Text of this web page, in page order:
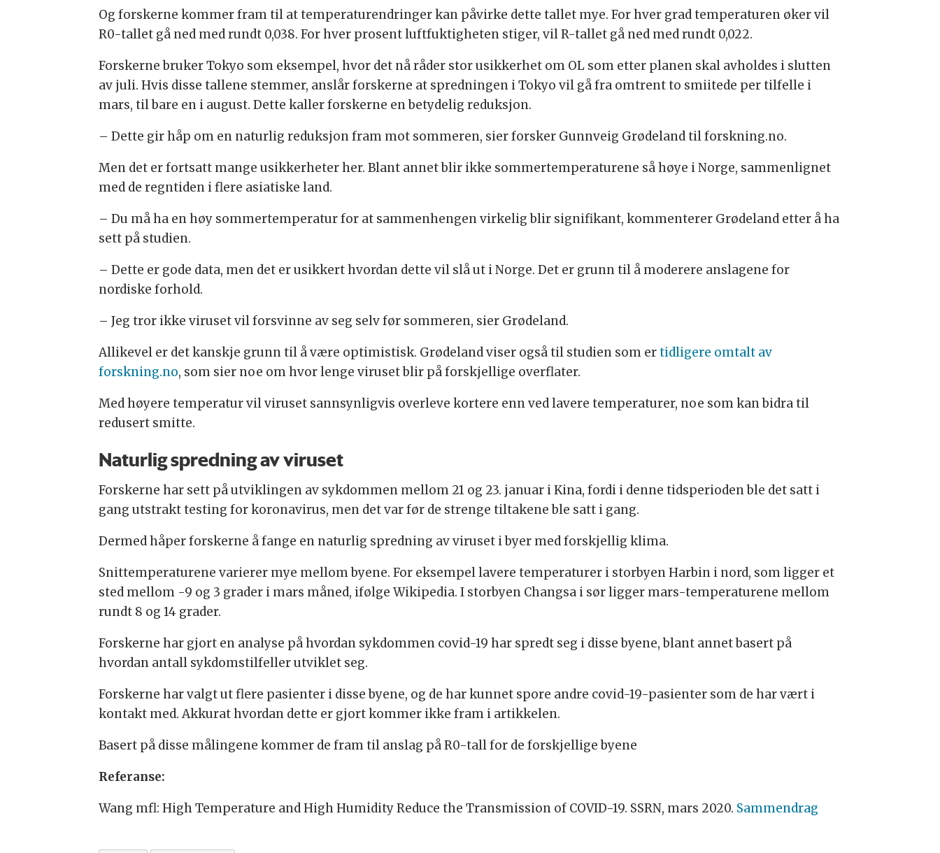
Og forskerne kommer fram til at temperaturendringer kan påvirke dette tallet mye. For hver grad temperaturen øker vil
R0-tallet gå ned med rundt 0,038. For hver prosent luftfuktigheten stiger, vil R-tallet gå ned med rundt 0,022.
Forskerne bruker Tokyo som eksempel, hvor det nå råder stor usikkerhet om OL som etter planen skal avholdes i slutten
av juli. Hvis disse tallene stemmer, anslår forskerne at spredningen i Tokyo vil gå fra omtrent to smiitede per tilfelle i
mars, til bare en i august. Dette kaller forskerne en betydelig reduksjon.
– Dette gir håp om en naturlig reduksjon fram mot sommeren, sier forsker Gunnveig Grødeland til forskning.no.
Men det er fortsatt mange usikkerheter her. Blant annet blir ikke sommertemperaturene så høye i Norge, sammenlignet
med de regntiden i flere asiatiske land.
– Du må ha en høy sommertemperatur for at sammenhengen virkelig blir signifikant, kommenterer Grødeland etter å ha
sett på studien.
– Dette er gode data, men det er usikkert hvordan dette vil slå ut i Norge. Det er grunn til å moderere anslagene for
nordiske forhold.
– Jeg tror ikke viruset vil forsvinne av seg selv før sommeren, sier Grødeland.
Allikevel er det kanskje grunn til å være optimistisk. Grødeland viser også til studien som ertidligere omtalt av
forskning.no, som sier noe om hvor lenge viruset blir på forskjellige overflater.
Med høyere temperatur vil viruset sannsynligvis overleve kortere enn ved lavere temperaturer, noe som kan bidra til
redusert smitte.
Naturlig spredning av viruset
Forskerne har sett på utviklingen av sykdommen mellom 21 og 23. januar i Kina, fordi i denne tidsperioden ble det satt i
gang utstrakt testing for koronavirus, men det var før de strenge tiltakene ble satt i gang.
Dermed håper forskerne å fange en naturlig spredning av viruset i byer med forskjellig klima.
Snittemperaturene varierer mye mellom byene. For eksempel lavere temperaturer i storbyen Harbin i nord, som ligger et
sted mellom -9 og 3 grader i mars måned, ifølge Wikipedia. I storbyen Changsa i sør ligger mars-temperaturene mellom
rundt 8 og 14 grader.
Forskerne har gjort en analyse på hvordan sykdommen covid-19 har spredt seg i disse byene, blant annet basert på
hvordan antall sykdomstilfeller utviklet seg.
Forskerne har valgt ut flere pasienter i disse byene, og de har kunnet spore andre covid-19-pasienter som de har vært i
kontakt med. Akkurat hvordan dette er gjort kommer ikke fram i artikkelen.
Basert på disse målingene kommer de fram til anslag på R0-tall for de forskjellige byene
Referanse:
Wang mfl: High Temperature and High Humidity Reduce the Transmission of COVID-19. SSRN, mars 2020. Sammendrag